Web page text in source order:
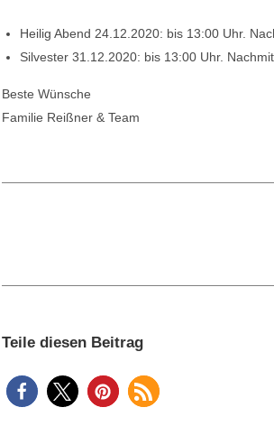
Heilig Abend 24.12.2020: bis 13:00 Uhr.
Silvester 31.12.2020: bis 13:00 Uhr.
Beste Wünsche
Familie Reißner & Team
Teile diesen Beitrag